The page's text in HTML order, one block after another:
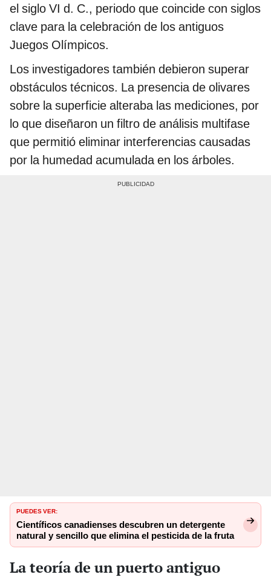
el siglo VI d. C., periodo que coincide con siglos
clave para la celebración de los antiguos
Juegos Olímpicos.
Los investigadores también debieron superar
obstáculos técnicos. La presencia de olivares
sobre la superficie alteraba las mediciones, por
lo que diseñaron un filtro de análisis multifase
que permitió eliminar interferencias causadas
por la humedad acumulada en los árboles.
PUEDES VER:
Científicos canadienses descubren un detergente
natural y sencillo que elimina el pesticida de la fruta
La teoría de un puerto antiguo